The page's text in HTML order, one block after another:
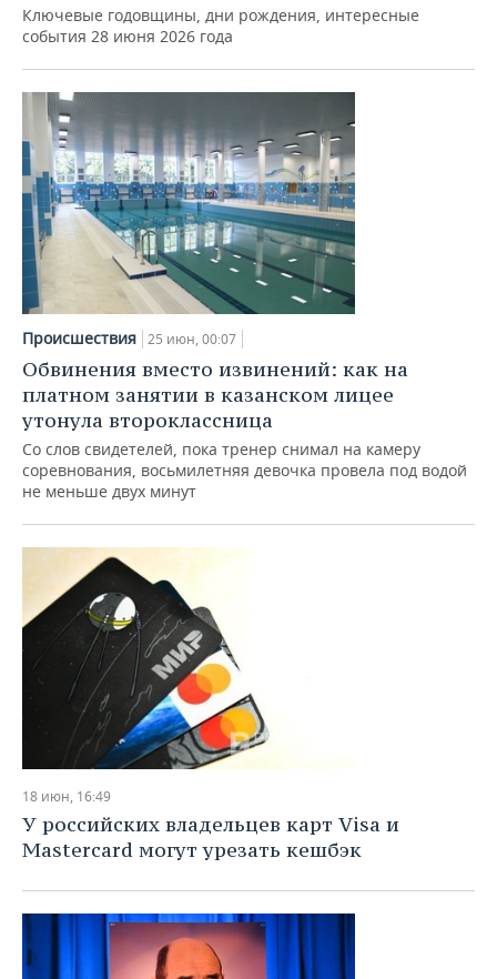
Ключевые годовщины, дни рождения, интересные
события 28 июня 2026 года
Происшествия 25 июн, 00:07
Обвинения вместо извинений: как на
платном занятии в казанском лицее
утонула второклассница
Со слов свидетелей, пока тренер снимал на камеру
соревнования, восьмилетняя девочка провела под водой
не меньше двух минут
18 июн, 16:49
У российских владельцев карт Visa и
Mastercard могут урезать кешбэк